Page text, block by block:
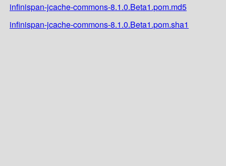
infinispan-jcache-commons-8.1.0.Beta1.pom.md5
infinispan-jcache-commons-8.1.0.Beta1.pom.sha1